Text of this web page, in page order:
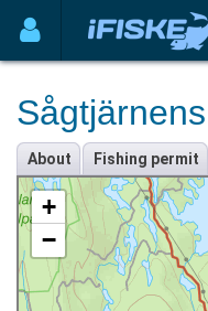
About Fishing permit
+
−